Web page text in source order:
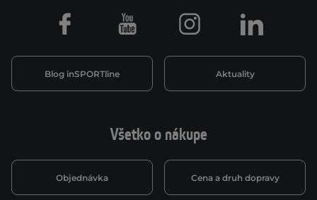
Všetko o nákupe
Objednávka Cena a druh dopravy
Blog inSPORTline Aktuality
Facebook Youtube Instagram LinkedIn